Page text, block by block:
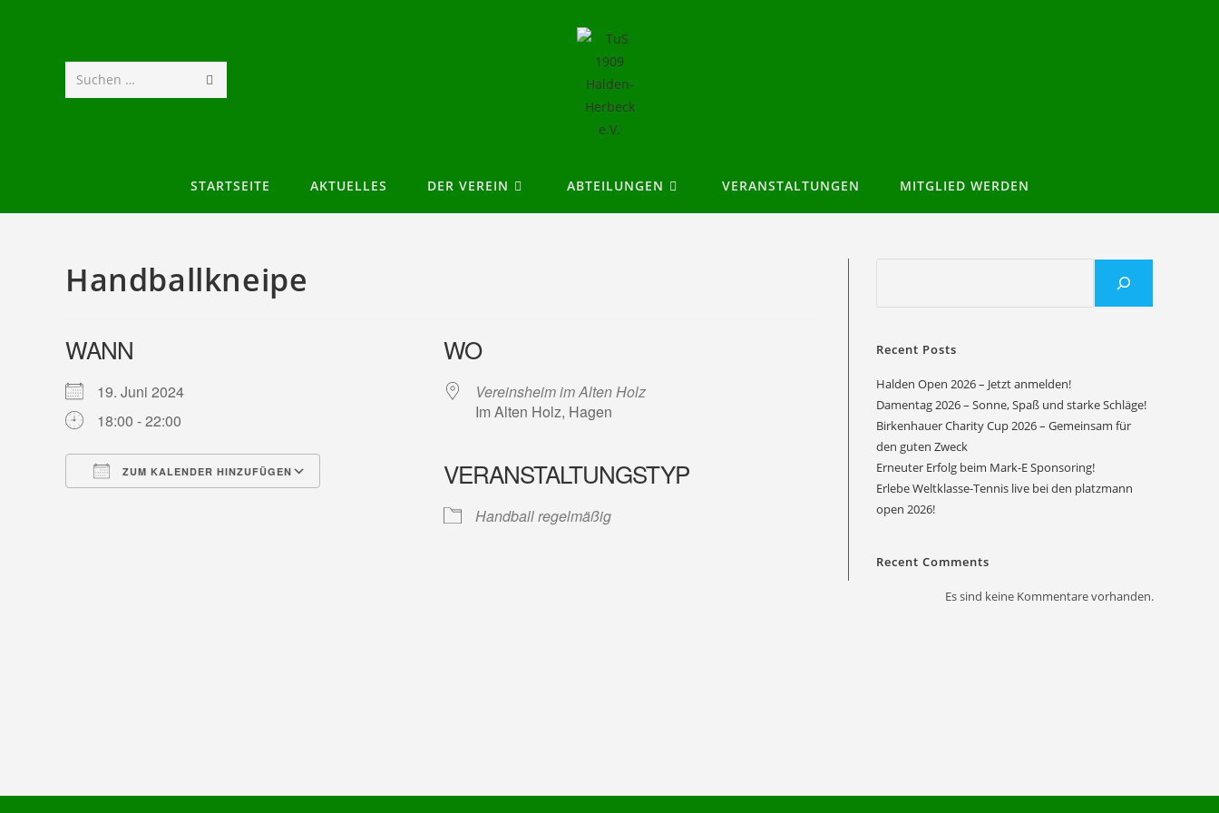
Suchen …
STARTSEITE AKTUELLES DER VEREIN ABTEILUNGEN VERANSTALTUNGEN MITGLIED WERDEN
Handballkneipe
WANN
19. Juni 2024
18:00 - 22:00
ZUM KALENDER HINZUFÜGEN
Google Kalender Office 365
WO
Vereinsheim im Alten Holz
Im Alten Holz, Hagen
VERANSTALTUNGSTYP
Handball regelmäßig
Recent Posts
Halden Open 2026 – Jetzt anmelden!
Damentag 2026 – Sonne, Spaß und starke Schläge!
Birkenhauer Charity Cup 2026 – Gemeinsam für
den guten Zweck
Erneuter Erfolg beim Mark-E Sponsoring!
Erlebe Weltklasse-Tennis live bei den platzmann
open 2026!
Recent Comments
Es sind keine Kommentare vorhanden.